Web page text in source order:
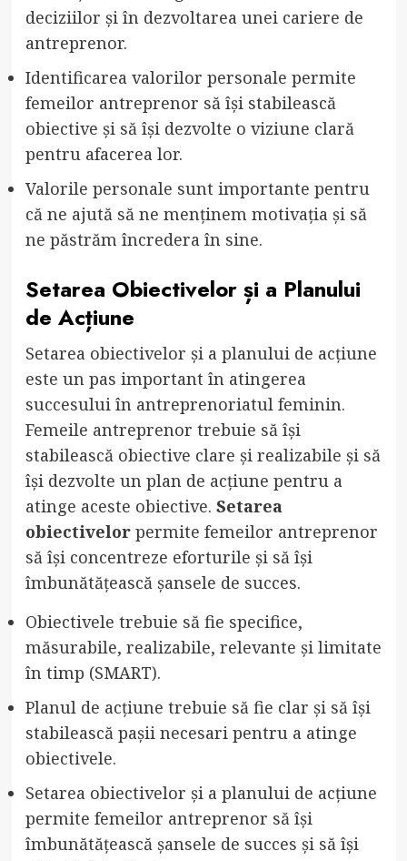
deciziilor și în dezvoltarea unei cariere de
antreprenor.
Identificarea valorilor personale permite
femeilor antreprenor să își stabilească
obiective și să își dezvolte o viziune clară
pentru afacerea lor.
Valorile personale sunt importante pentru
că ne ajută să ne menținem motivația și să
ne păstrăm încredera în sine.
Setarea Obiectivelor și a Planului
de Acțiune
Setarea obiectivelor și a planului de acțiune
este un pas important în atingerea
succesului în antreprenoriatul feminin.
Femeile antreprenor trebuie să își
stabilească obiective clare și realizabile și să
își dezvolte un plan de acțiune pentru a
atinge aceste obiective. Setarea
obiectivelorpermite femeilor antreprenor
să își concentreze eforturile și să își
îmbunătățească șansele de succes.
Obiectivele trebuie să fie specifice,
măsurabile, realizabile, relevante și limitate
în timp (SMART).
Planul de acțiune trebuie să fie clar și să își
stabilească pașii necesari pentru a atinge
obiectivele.
Setarea obiectivelor și a planului de acțiune
permite femeilor antreprenor să își
îmbunătățească șansele de succes și să își